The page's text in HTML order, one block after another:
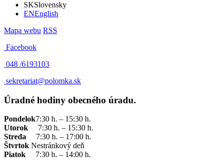
SKSlovensky
ENEnglish
Mapa webu RSS
Facebook
048 /6193103
sekretariat@polomka.sk
Úradné hodiny obecného úradu.
Pondelok7:30 h. – 15:30 h.
Utorok 7:30 h. – 15:30 h.
Streda 7:30 h. – 17:00 h.
Štvrtok Nestránkový deň
Piatok
7:30 h. – 14:00 h.